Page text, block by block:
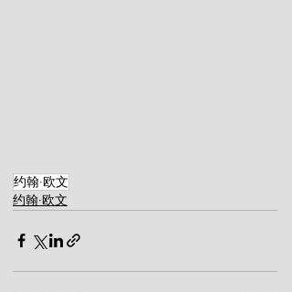
约翰·欧文
约翰·欧文